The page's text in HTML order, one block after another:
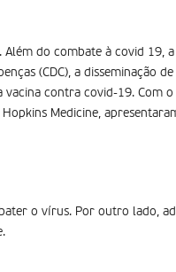
do combate à covid 19, a
(CDC), a disseminação
vacina contra covid-19. Com
Medicine,
o vírus. Por outro lado,